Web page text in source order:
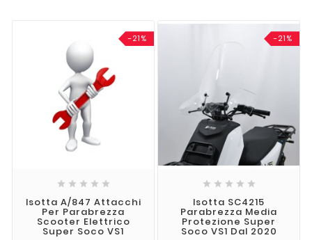
-21%
    
Isotta A/847 Attacchi
Per Parabrezza
Scooter Elettrico
Super Soco VS1
-21%
    
Isotta SC4215
Parabrezza Media
Protezione Super
Soco VS1 Dal 2020